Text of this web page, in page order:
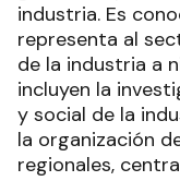
industria. Es
representa al
de la industria a
incluyen la
y social de la
la organización
regionales,